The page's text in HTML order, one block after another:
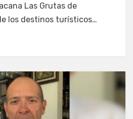
Las Grutas de
los destinos turísticos…